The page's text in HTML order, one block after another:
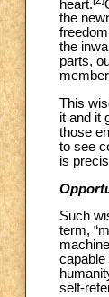
heart.
the
the
parts,
This
it and it
those
to see
is
Such
term,
capable
self-